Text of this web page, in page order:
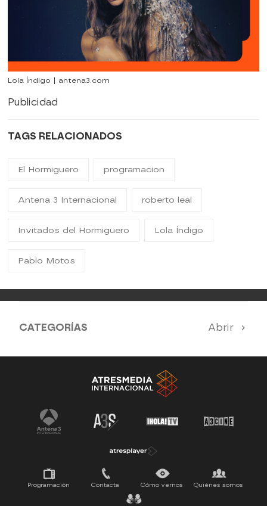
Lola Índigo | antena3.com
Publicidad
TAGS RELACIONADOS
El Hormiguero programacion
Antena 3 Internacional roberto leal
Invitados del Hormiguero Lola Índigo
Pablo Motos
CATEGORÍAS Abrir
Antena 3 Noticias El Hormiguero
Tu cara me suena Pasapalabra
Programación Contacta Cómo vernos Quiénes somos